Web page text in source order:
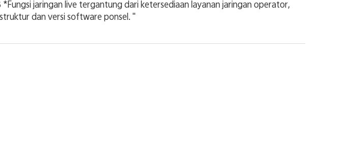
jaringan live tergantung dari ketersediaan layanan jaringan operator,
dan versi software ponsel. "